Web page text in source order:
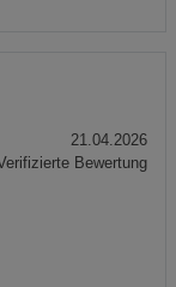
21.04.2026
Bewertung